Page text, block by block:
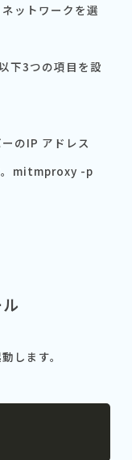
ットワークを選
下3つの項目を設
のIP アドレス
。mitmproxy -p
します。